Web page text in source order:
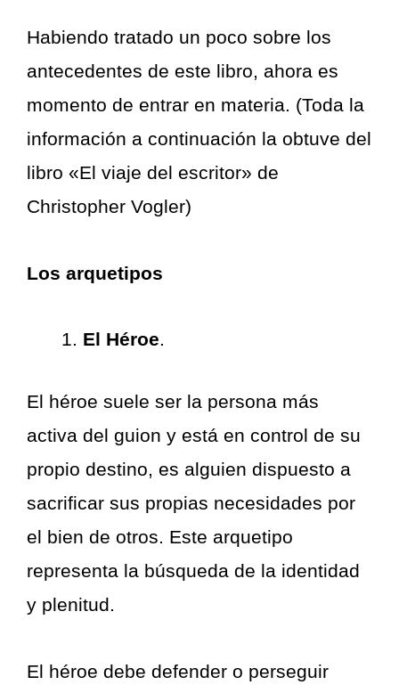
Habiendo tratado un poco sobre los
antecedentes de este libro, ahora es
momento de entrar en materia. (Toda la
información a continuación la obtuve del
libro «El viaje del escritor» de
Christopher Vogler)
Los arquetipos
El Héroe.
El héroe suele ser la persona más
activa del guion y está en control de su
propio destino, es alguien dispuesto a
sacrificar sus propias necesidades por
el bien de otros. Este arquetipo
representa la búsqueda de la identidad
y plenitud.
El héroe debe defender o perseguir